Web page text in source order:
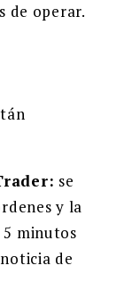
de operar.
se
y la
minutos
de